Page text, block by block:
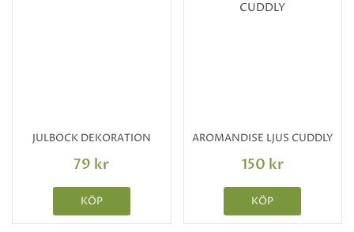
JULBOCK DEKORATION
79 kr
KÖP
AROMANDISE LJUS CUDDLY
150 kr
KÖP